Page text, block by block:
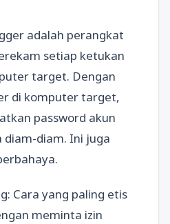
adalah perangkat
setiap ketukan
target. Dengan
di komputer target,
password akun
diam-diam. Ini juga
Cara yang paling etis
meminta izin